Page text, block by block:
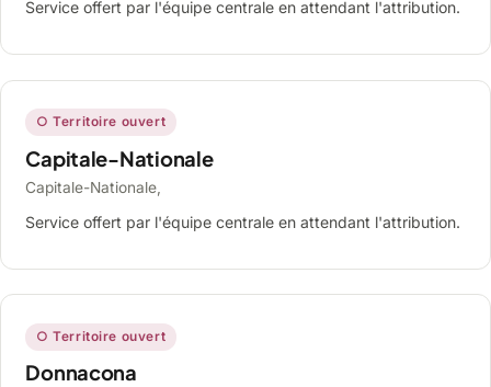
Service offert par l'équipe centrale en attendant l'attribution.
○ Territoire ouvert
Capitale-Nationale
Capitale-Nationale,
Service offert par l'équipe centrale en attendant l'attribution.
○ Territoire ouvert
Donnacona